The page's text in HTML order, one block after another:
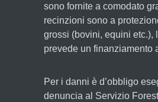
sono fornite a comodato
recinzioni sono a
grossi (bovini, equini etc.),
prevede un finanziamento
Per i danni è d’obbligo
denuncia al Servizio